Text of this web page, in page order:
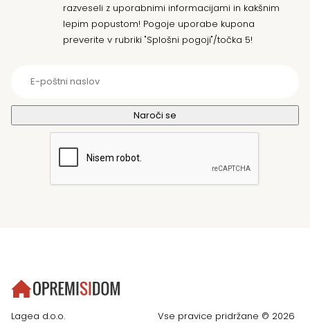
razveseli z uporabnimi informacijami in kakšnim
lepim popustom! Pogoje uporabe kupona
preverite v rubriki "Splošni pogoji"/točka 5!
Lagea d.o.o.
Vse pravice pridržane © 2026